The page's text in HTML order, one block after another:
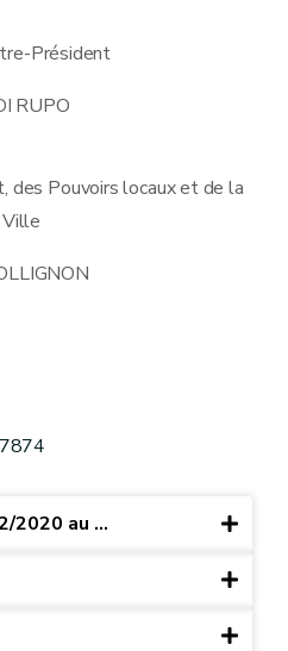
Président
RUPO
des Pouvoirs locaux et de la
Ville
2020 au ...